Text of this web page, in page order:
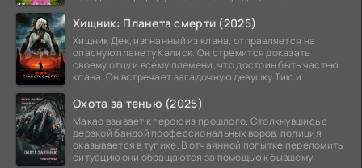
Хищник: Планета смерти (2025)
Хищник Дек, изгнанный из клана, отправляется на
опасную планету Калиск. Он стремится доказать
своему отцу и всему племени, что достоин быть частью
клана. Он встречает загадочную девушку Тию и
Охота за тенью (2025)
Макао взывает к герою из прошлого. Столкнувшись с
дерзкой бандой профессиональных воров, полиция
оказывается в тупике. В отчаянной попытке переломить
ситуацию они обращаются за помощью к бывшему